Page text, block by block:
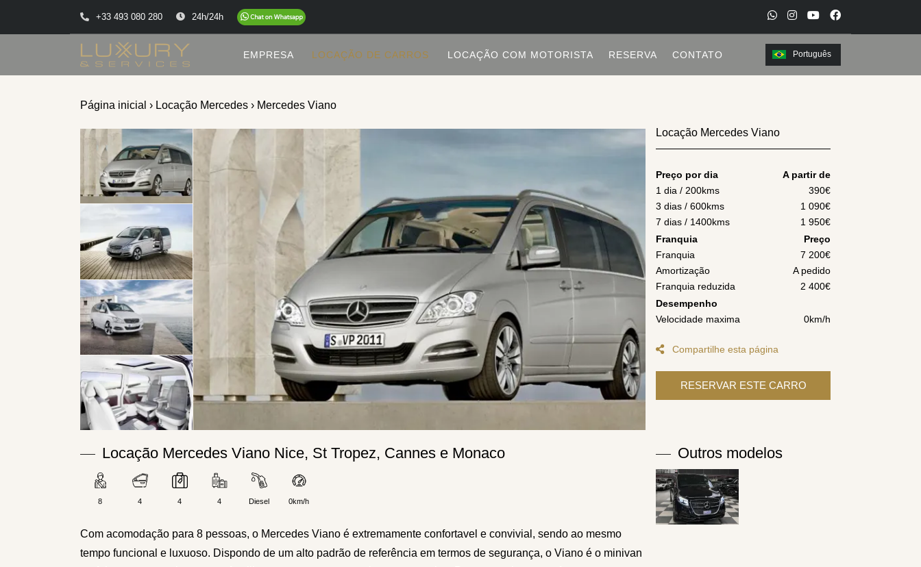
+33 493 080 280 24h/24h
h
n
m
o
a
EMPRESA LOCAÇÃO DE CARROS LOCAÇÃO COM MOTORISTA RESERVA CONTATO Português
Página inicial › Locação Mercedes › Mercedes Viano
Locação Mercedes Viano
Preço por dia
A partir de
1 dia / 200kms
390€
3 dias / 600kms
1 090€
7 dias / 1400kms
1 950€
Franquia
Preço
Franquia
7 200€
Amortização
A pedido
Franquia reduzida
2 400€
Desempenho
Velocidade maxima
0km/h
Compartilhe esta página
Locação Mercedes Viano Nice, St Tropez, Cannes e Monaco
8 4 4 4 Diesel 0km/h
Com acomodação para 8 pessoas, o Mercedes Viano é extremamente confortavel e convivial, sendo ao mesmo
tempo funcional e luxuoso. Dispondo de um alto padrão de referência em termos de segurança, o Viano é o minivan
Outros modelos